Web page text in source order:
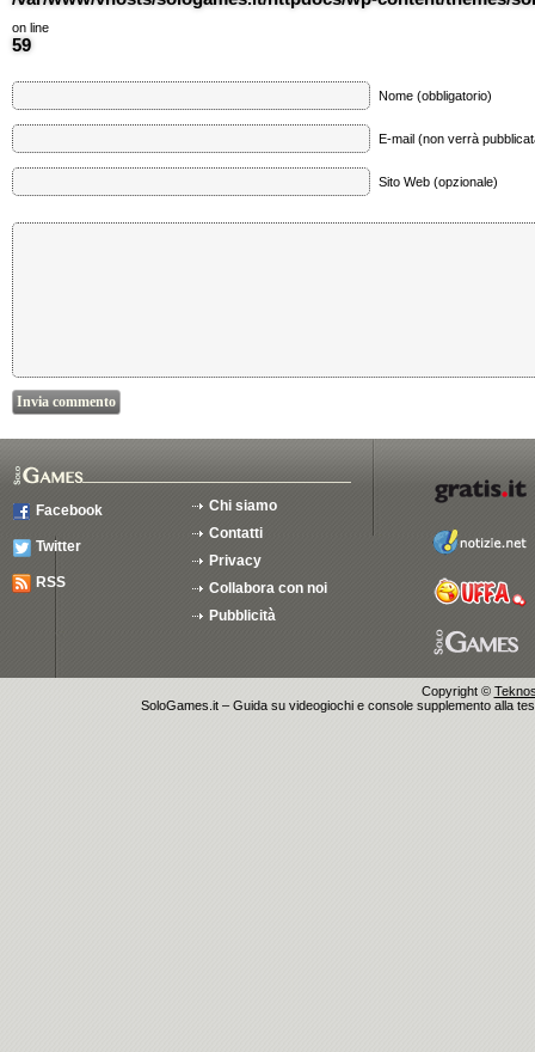
on line
59
Nome (obbligatorio)
E-mail (non verrà
Sito Web (opzionale)
Facebook
Twitter
RSS
Chi siamo
Contatti
Privacy
Collabora con noi
Pubblicità
Copyright ©
SoloGames.it – Guida su videogiochi e console supplemento alla